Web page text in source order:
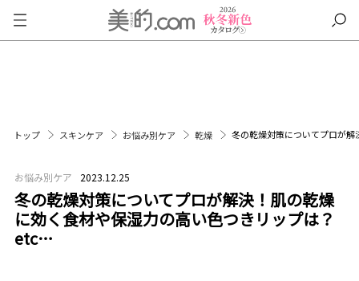
トップ スキンケア お悩み別ケア 乾燥 冬の乾燥対策についてプロが
お悩み別ケア 2023.12.25
冬の乾燥対策についてプロが解決！肌の乾燥
に効く食材や保湿力の高い色つきリップは？
etc…